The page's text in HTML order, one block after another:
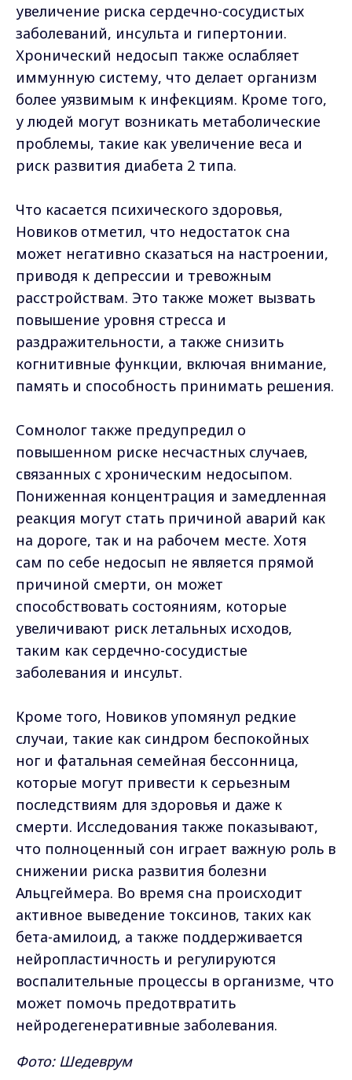
увеличение риска сердечно-сосудистых
заболеваний, инсульта и гипертонии.
Хронический недосып также ослабляет
иммунную систему, что делает организм
более уязвимым к инфекциям. Кроме того,
у людей могут возникать метаболические
проблемы, такие как увеличение веса и
риск развития диабета 2 типа.
Что касается психического здоровья,
Новиков отметил, что недостаток сна
может негативно сказаться на настроении,
приводя к депрессии и тревожным
расстройствам. Это также может вызвать
повышение уровня стресса и
раздражительности, а также снизить
когнитивные функции, включая внимание,
память и способность принимать решения.
Сомнолог также предупредил о
повышенном риске несчастных случаев,
связанных с хроническим недосыпом.
Пониженная концентрация и замедленная
реакция могут стать причиной аварий как
на дороге, так и на рабочем месте. Хотя
сам по себе недосып не является прямой
причиной смерти, он может
способствовать состояниям, которые
увеличивают риск летальных исходов,
таким как сердечно-сосудистые
заболевания и инсульт.
Кроме того, Новиков упомянул редкие
случаи, такие как синдром беспокойных
ног и фатальная семейная бессонница,
которые могут привести к серьезным
последствиям для здоровья и даже к
смерти. Исследования также показывают,
что полноценный сон играет важную роль в
снижении риска развития болезни
Альцгеймера. Во время сна происходит
активное выведение токсинов, таких как
бета-амилоид, а также поддерживается
нейропластичность и регулируются
воспалительные процессы в организме, что
может помочь предотвратить
нейродегенеративные заболевания.
Фото: Шедеврум